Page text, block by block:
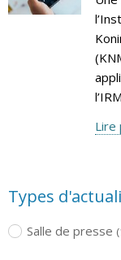
Lire
Types
Salle de presse